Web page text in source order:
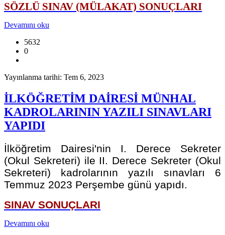
SÖZLÜ SINAV (MÜLAKAT) SONUÇLARI
Devamını oku
5632
0
Yayınlanma tarihi: Tem 6, 2023
İLKÖĞRETİM DAİRESİ MÜNHAL
KADROLARININ YAZILI SINAVLARI
YAPIDI
İlköğretim Dairesi'nin I. Derece Sekreter
(Okul Sekreteri) ile II. Derece Sekreter (Okul
Sekreteri) kadrolarının yazılı sınavları 6
Temmuz 2023 Perşembe günü yapıdı.
SINAV SONUÇLARI
Devamını oku